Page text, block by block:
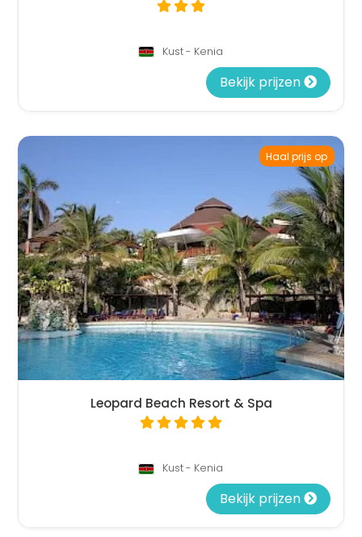
Kust - Kenia
Bekijk prijzen
Haal prijs op
Leopard Beach Resort & Spa
Kust - Kenia
Bekijk prijzen